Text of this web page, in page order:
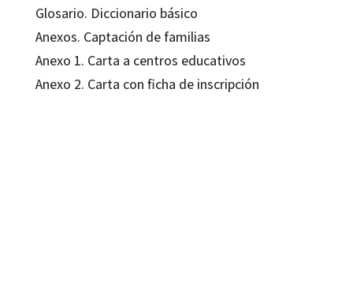
Glosario. Diccionario básico
Anexos. Captación de familias
Anexo 1. Carta a centros educativos
Anexo 2. Carta con ficha de inscripción